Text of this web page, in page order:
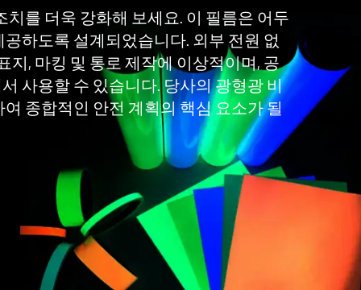
를 더욱 강화해 보세요. 이 필름은 어두
하도록 설계되었습니다. 외부 전원 없
지, 마킹 및 통로 제작에 이상적이며, 공
사용할 수 있습니다. 당사의 광형광 비
종합적인 안전 계획의 핵심 요소가 될